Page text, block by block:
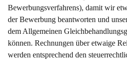
Bewerbungsverfahrens), damit wir
der Bewerbung beantworten und
dem Allgemeinen
können. Rechnungen über etwaige
werden entsprechend den